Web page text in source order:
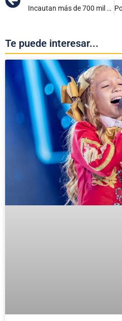
Incautan más de 700 mil unidades de medicamentos falsos en Colombia
Te puede interesar...